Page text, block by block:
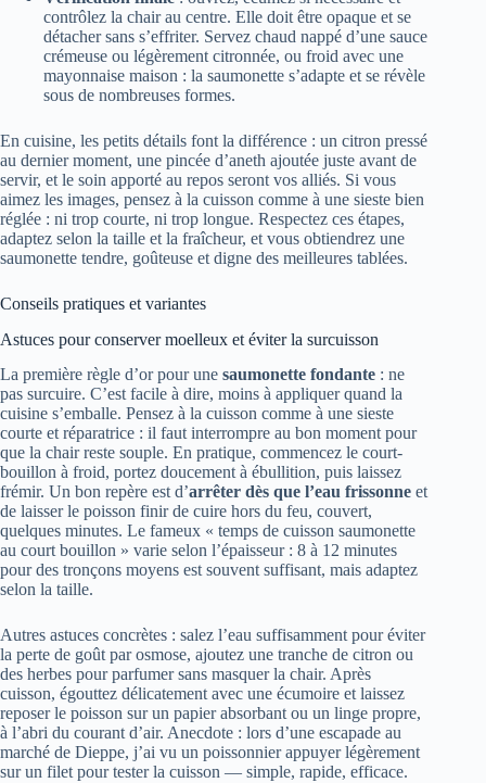
contrôlez la chair au centre. Elle doit être opaque et se
détacher sans s’effriter. Servez chaud nappé d’une sauce
crémeuse ou légèrement citronnée, ou froid avec une
mayonnaise maison : la saumonette s’adapte et se révèle
sous de nombreuses formes.
En cuisine, les petits détails font la différence : un citron pressé
au dernier moment, une pincée d’aneth ajoutée juste avant de
servir, et le soin apporté au repos seront vos alliés. Si vous
aimez les images, pensez à la cuisson comme à une sieste bien
réglée : ni trop courte, ni trop longue. Respectez ces étapes,
adaptez selon la taille et la fraîcheur, et vous obtiendrez une
saumonette tendre, goûteuse et digne des meilleures tablées.
Conseils pratiques et variantes
Astuces pour conserver moelleux et éviter la surcuisson
La première règle d’or pour une saumonette fondante : ne
pas surcuire. C’est facile à dire, moins à appliquer quand la
cuisine s’emballe. Pensez à la cuisson comme à une sieste
courte et réparatrice : il faut interrompre au bon moment pour
que la chair reste souple. En pratique, commencez le court-
bouillon à froid, portez doucement à ébullition, puis laissez
frémir. Un bon repère est d’arrêter dès que l’eau frissonne et
de laisser le poisson finir de cuire hors du feu, couvert,
quelques minutes. Le fameux « temps de cuisson saumonette
au court bouillon » varie selon l’épaisseur : 8 à 12 minutes
pour des tronçons moyens est souvent suffisant, mais adaptez
selon la taille.
Autres astuces concrètes : salez l’eau suffisamment pour éviter
la perte de goût par osmose, ajoutez une tranche de citron ou
des herbes pour parfumer sans masquer la chair. Après
cuisson, égouttez délicatement avec une écumoire et laissez
reposer le poisson sur un papier absorbant ou un linge propre,
à l’abri du courant d’air. Anecdote : lors d’une escapade au
marché de Dieppe, j’ai vu un poissonnier appuyer légèrement
sur un filet pour tester la cuisson — simple, rapide, efficace.